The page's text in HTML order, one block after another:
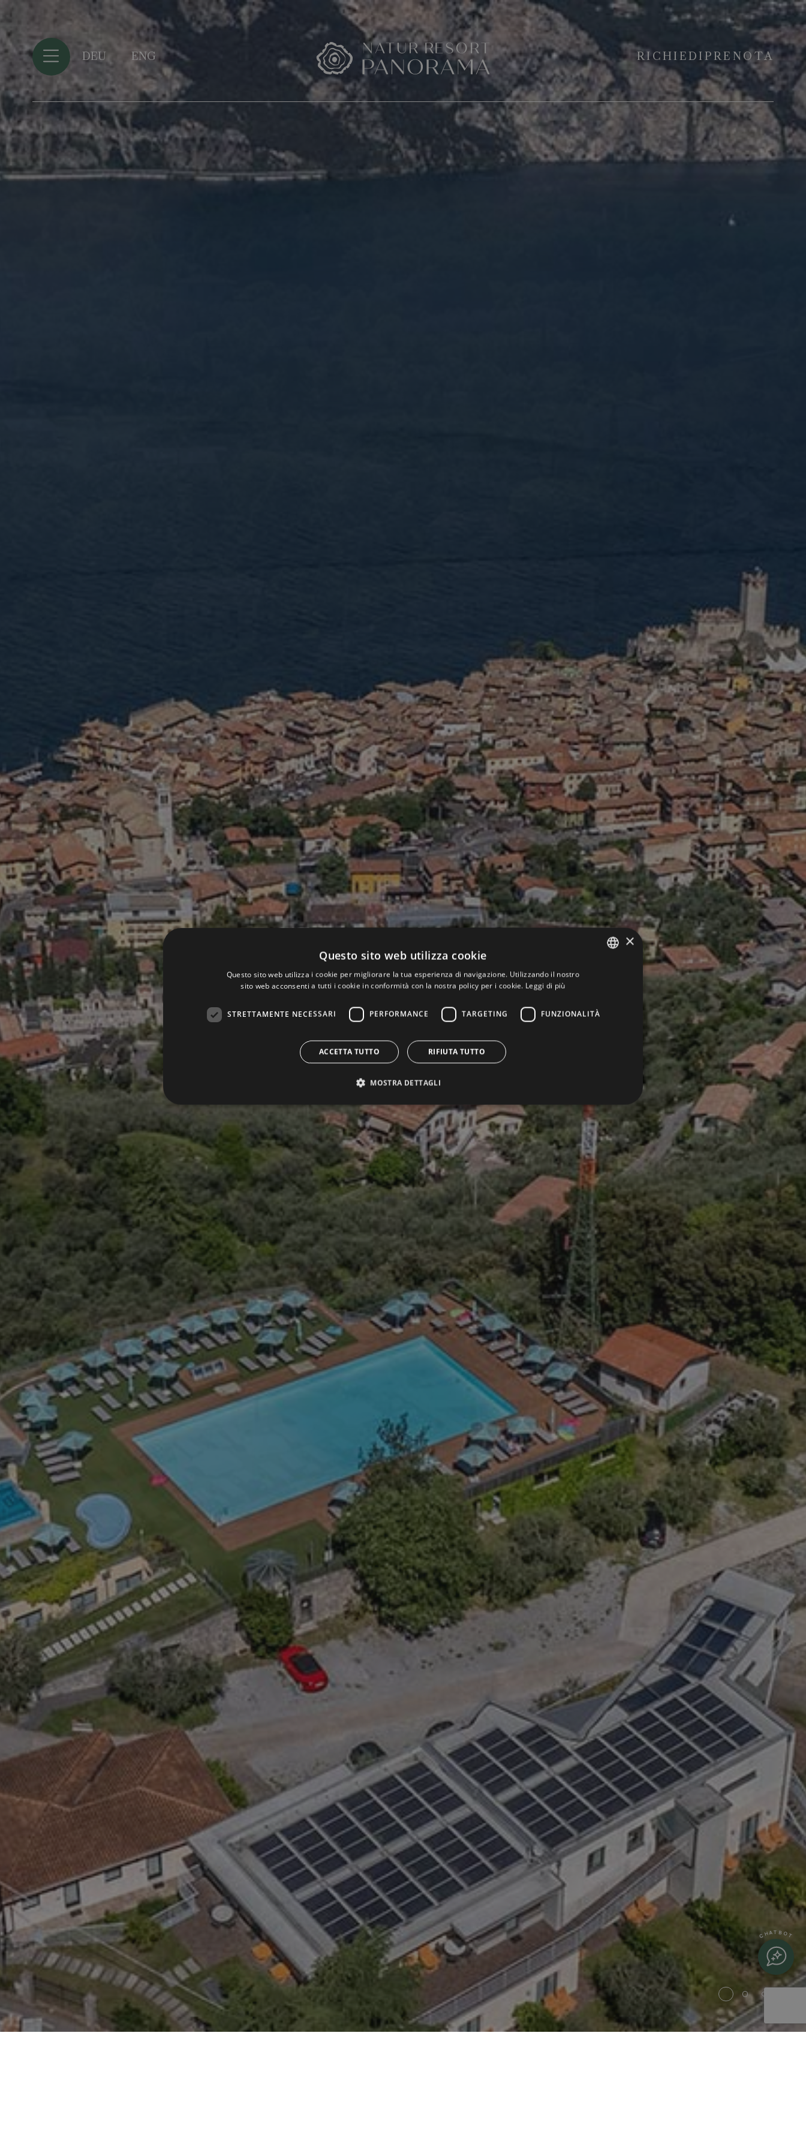
DEU ENG RICHIEDIPRENOTA
CHATBOT
GERMAN
×
Questo sito web utilizza cookie
Questo sito web utilizza i cookie per migliorare la tua esperienza di navigazione. Utilizzando il nostro
sito web acconsenti a tutti i cookie in conformità con la nostra policy per i cookie. Leggi di più
STRETTAMENTE NECESSARI PERFORMANCE TARGETING FUNZIONALITÀ
ACCETTA TUTTO RIFIUTA TUTTO
MOSTRA DETTAGLI